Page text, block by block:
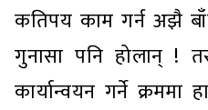
कतिपय काम गर्न अझै
गुनासा पनि होलान् !
कार्यान्वयन गर्ने क्रममा